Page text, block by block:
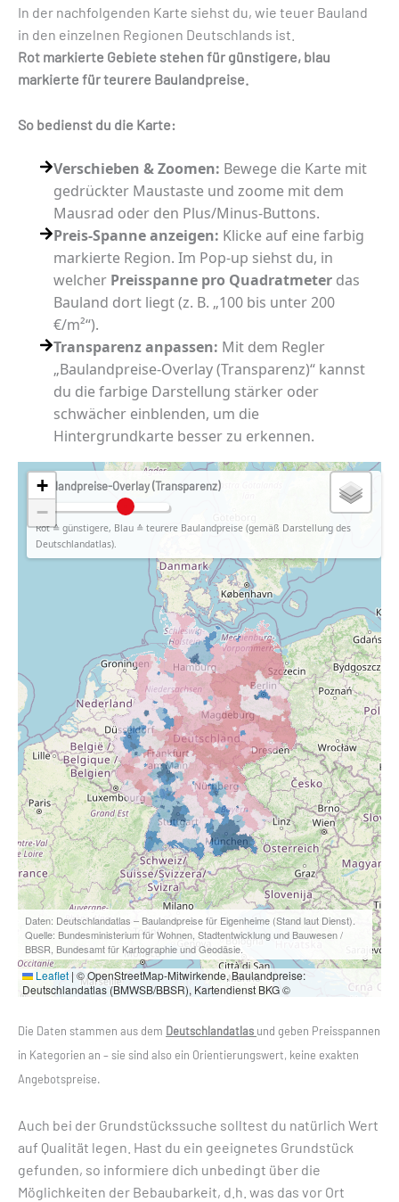
In der nachfolgenden Karte siehst du, wie teuer Bauland
in den einzelnen Regionen Deutschlands ist.
Rot markierte Gebiete stehen für günstigere, blau
markierte für teurere Baulandpreise.
So bedienst du die Karte:
Verschieben & Zoomen: Bewege die Karte mit
gedrückter Maustaste und zoome mit dem
Mausrad oder den Plus/Minus-Buttons.
Preis-Spanne anzeigen: Klicke auf eine farbig
markierte Region. Im Pop-up siehst du, in
welcher Preisspanne pro Quadratmeter das
Bauland dort liegt (z. B. „100 bis unter 200
€/m²“).
Transparenz anpassen: Mit dem Regler
„Baulandpreise-Overlay (Transparenz)“ kannst
du die farbige Darstellung stärker oder
schwächer einblenden, um die
Hintergrundkarte besser zu erkennen.
Baulandpreise-Overlay (Transparenz)
Rot ≙ günstigere, Blau ≙ teurere Baulandpreise (gemäß Darstellung des
Deutschlandatlas).
+
−
Daten: Deutschlandatlas – Baulandpreise für Eigenheime (Stand laut Dienst).
Quelle: Bundesministerium für Wohnen, Stadtentwicklung und Bauwesen /
BBSR, Bundesamt für Kartographie und Geodäsie.
Leaflet | © OpenStreetMap-Mitwirkende, Baulandpreise:
Deutschlandatlas (BMWSB/BBSR), Kartendienst BKG ©
Die Daten stammen aus dem Deutschlandatlas und geben Preisspannen
in Kategorien an – sie sind also ein Orientierungswert, keine exakten
Angebotspreise.
Auch bei der Grundstückssuche solltest du natürlich Wert
auf Qualität legen. Hast du ein geeignetes Grundstück
gefunden, so informiere dich unbedingt über die
Möglichkeiten der Bebaubarkeit, d.h. was das vor Ort